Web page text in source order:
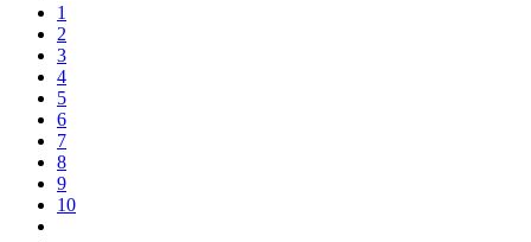
1
2
3
4
5
6
7
8
9
10